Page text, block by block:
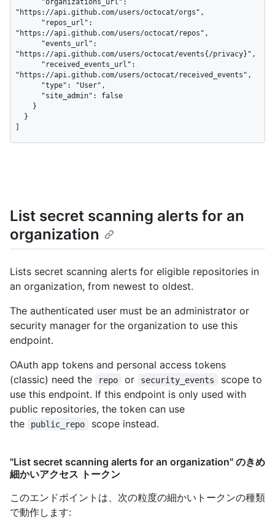
List secret scanning alerts for an
organization
Lists secret scanning alerts for eligible repositories in
an organization, from newest to oldest.
The authenticated user must be an administrator or
security manager for the organization to use this
endpoint.
OAuth app tokens and personal access tokens
(classic) need the
repo or security_events
scope to
use this endpoint. If this endpoint is only used with
public repositories, the token can use
the
public_repo scope instead.
"List secret scanning alerts for an organization" のきめ
細かいアクセス トークン
このエンドポイントは、次の粒度の細かいトークンの種類
で動作します: